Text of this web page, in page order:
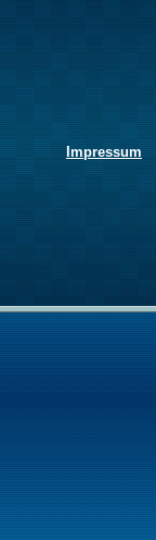
Impressum